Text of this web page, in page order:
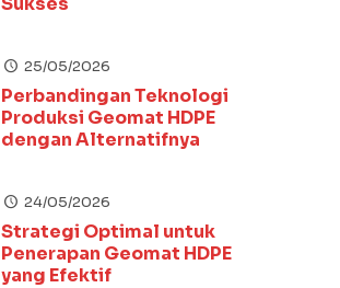
25/05/2026
Perbandingan Teknologi
Produksi Geomat HDPE
dengan Alternatifnya
24/05/2026
Strategi Optimal untuk
Penerapan Geomat HDPE
yang Efektif